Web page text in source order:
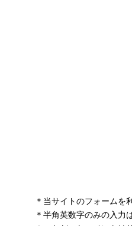
＊当サイトのフォームを
＊半角英数字のみの入力